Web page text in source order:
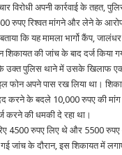
विरोधी अपनी कार्रवाई के तहत,
रुपए रिश्वत मांगने और लेने के आरोप
कि यह मामला भार्गो कैंप,
शिकायत की जांच के बाद दर्ज किया
उक्त पुलिस थाने में उसके खिलाफ
फोन अपने पास रख लिया था।
करने के बदले 10,000 रुपए की मांग
की धमकी दे रहा था।
4500 रुपए लिए थे और 5500 रुपए
गई जांच के दौरान, इस शिकायत में